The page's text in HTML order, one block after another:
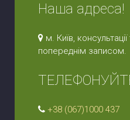
Наша адреса!
м. Київ,
попереднім записом.
+38 (067)1000 437